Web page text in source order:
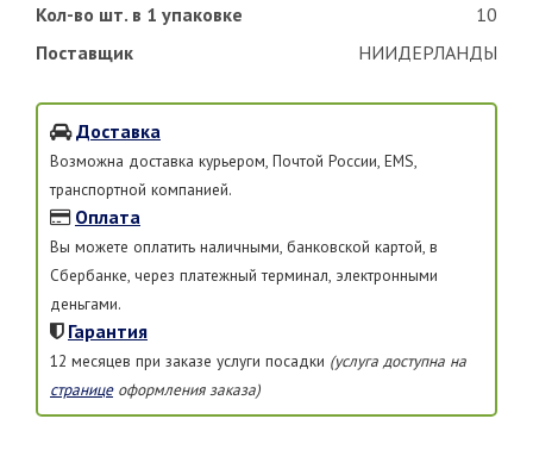
Кол-во шт. в 1 упаковке
10
Поставщик
НИИДЕРЛАНДЫ
Доставка
Возможна доставка курьером, Почтой России, EMS,
транспортной компанией.
Оплата
Вы можете оплатить наличными, банковской картой, в
Сбербанке, через платежный терминал, электронными
деньгами.
Гарантия
12 месяцев при заказе услуги посадки (услуга доступна на
страницеоформления заказа)